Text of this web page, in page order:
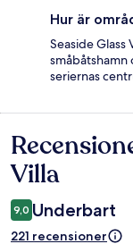
Hur är
Seaside
småbåtshamn
seriernas
Recensioner
Villa
9,0 Underbart
221 recensioner